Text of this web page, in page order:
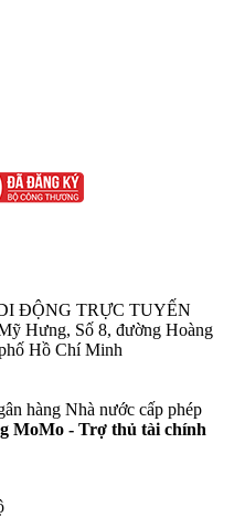
ĐỘNG TRỰC TUYẾN
Hưng, Số 8, đường Hoàng
Hồ Chí Minh
hàng Nhà nước cấp phép
MoMo - Trợ thủ tài chính